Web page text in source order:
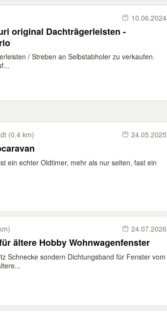
10.06.2024
original Dachträgerleisten -
/ Streben an Selbstabholer zu verkaufen.
(0.4 km) 24.05.2025
ein echter Oldtimer, mehr als nur selten, fast ein
24.07.2026
ältere Hobby Wohnwagenfenster
Schnecke sondern Dichtungsband für Fenster vom